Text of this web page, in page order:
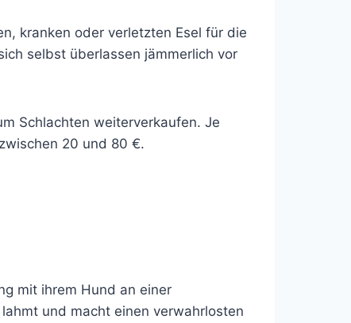
kranken oder verletzten Esel für die
selbst überlassen jämmerlich vor
Schlachten weiterverkaufen. Je
20 und 80 €.
mit ihrem Hund an einer
und macht einen verwahrlosten